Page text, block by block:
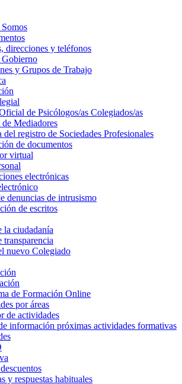
direcciones y teléfonos
Gobierno
y Grupos de Trabajo
de Psicólogos/as Colegiados/as
Mediadores
del registro de Sociedades Profesionales
de documentos
virtual
electrónicas
denuncias de intrusismo
de escritos
la ciudadanía
transparencia
nuevo Colegiado
de Formación Online
por áreas
de actividades
información próximas actividades formativas
y respuestas habituales